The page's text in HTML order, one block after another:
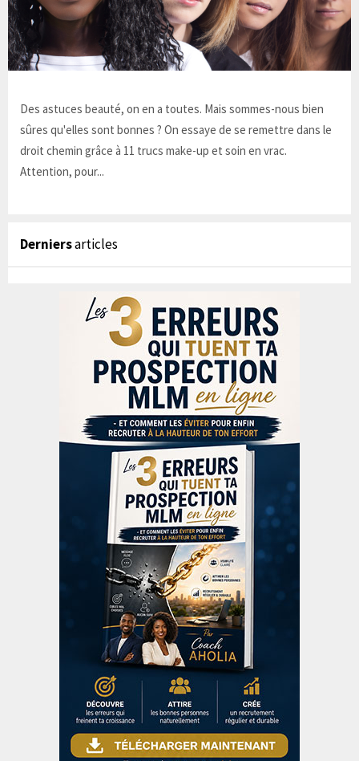
Des astuces beauté, on en a toutes. Mais sommes-nous bien
sûres qu'elles sont bonnes ? On essaye de se remettre dans le
droit chemin grâce à 11 trucs make-up et soin en vrac.
Attention, pour...
Derniersarticles